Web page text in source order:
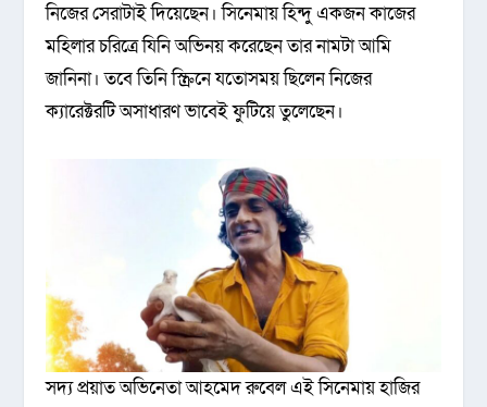
নিজের সেরাটাই দিয়েছেন। সিনেমায় হিন্দু একজন কাজের
মহিলার চরিত্রে যিনি অভিনয় করেছেন তার নামটা আমি
জানিনা। তবে তিনি স্ক্রিনে যতোসময় ছিলেন নিজের
ক্যারেক্টরটি অসাধারণ ভাবেই ফুটিয়ে তুলেছেন।
সদ্য প্রয়াত অভিনেতা আহমেদ রুবেল এই সিনেমায় হাজির